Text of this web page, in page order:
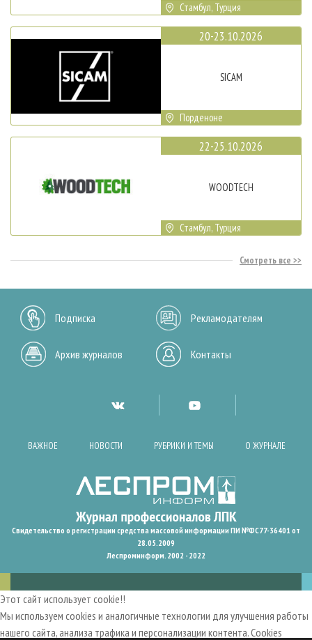
Стамбул, Турция
20-23.10.2026
SICAM
Порденоне
22-25.10.2026
WOODTECH
Стамбул, Турция
Смотреть все
Подписка Рекламодателям
Архив журналов Контакты
ВАЖНОЕ НОВОСТИ РУБРИКИ И ТЕМЫ О ЖУРНАЛЕ
Свидетельство о регистрации средства массовой информации ПИ №ФС77-36401 от
28.05.2009
Леспроминформ. 2002 - 2022
Этот сайт использует cookie!!
Мы используем cookies и аналогичные технологии для улучшения работы
нашего сайта, анализа трафика и персонализации контента. Cookies